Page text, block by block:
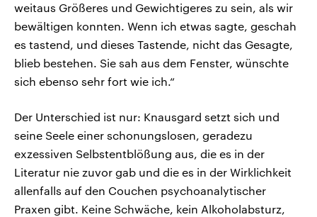
weitaus Größeres und Gewichtigeres zu sein, als wir
bewältigen konnten. Wenn ich etwas sagte, geschah
es tastend, und dieses Tastende, nicht das Gesagte,
blieb bestehen. Sie sah aus dem Fenster, wünschte
sich ebenso sehr fort wie ich.“
Der Unterschied ist nur: Knausgard setzt sich und
seine Seele einer schonungslosen, geradezu
exzessiven Selbstentblößung aus, die es in der
Literatur nie zuvor gab und die es in der Wirklichkeit
allenfalls auf den Couchen psychoanalytischer
Praxen gibt. Keine Schwäche, kein Alkoholabsturz,